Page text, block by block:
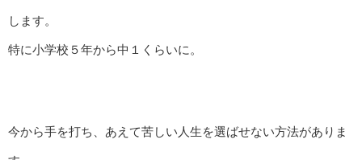
します。
特に小学校５年から中１くらいに。
今から手を打ち、あえて苦しい人生を選ばせない方法がありま